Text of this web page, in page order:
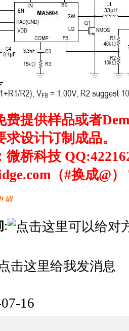
费提供样品或者
设计订制成品。
微桥科技
（#换成@）
:
16